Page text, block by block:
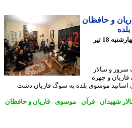
و حافظان
13 ماه پیش - چهارشنبه 18 تیر
و سالار
و چهره
موسوی بلده به سوگ قاریان دشت
شهیدان- قرآن- موسوی-قاریان و حافظان